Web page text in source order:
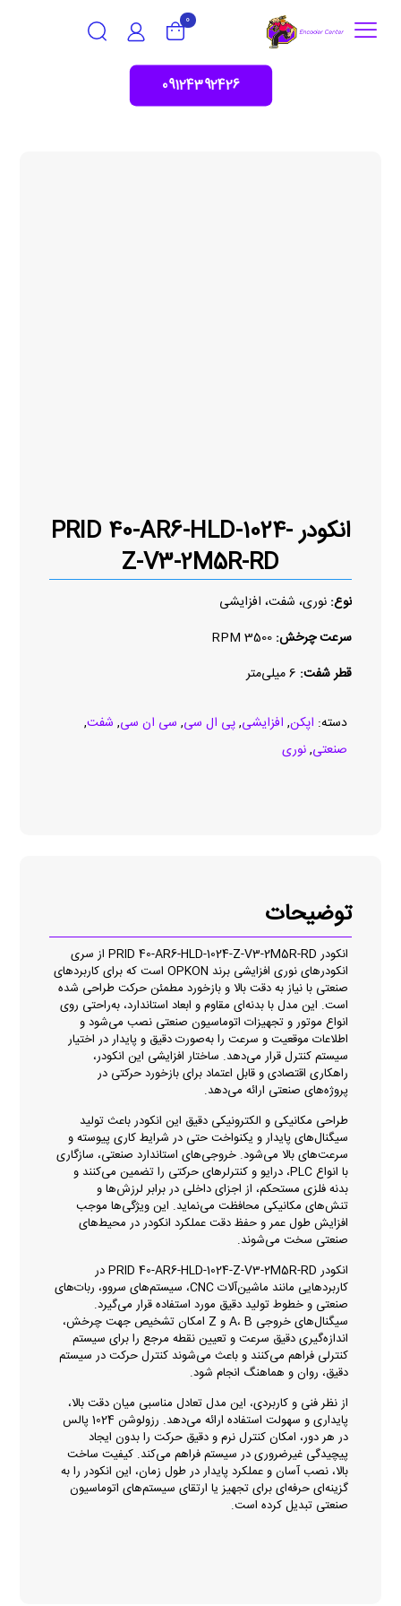
0
09124392426
انکودر PRID 40-AR6-HLD-1024-
Z-V3-2M5R-RD
نوع: نوری، شفت، افزایشی
سرعت چرخش: 3500 RPM
قطر شفت:
دسته: اپکن, افزایشی,پی ال سی, سی ان سی, شفت,
صنعتی,نوری
توضیحات
انکودر PRID 40-AR6-HLD-1024-Z-V3-2M5R-RD از سری
انکودرهای نوری افزایشی برند OPKON است که برای کاربردهای
صنعتی با نیاز به دقت بالا و بازخورد مطمئن حرکت طراحی شده
است. این مدل با بدنه‌ای مقاوم و ابعاد استاندارد، به‌راحتی روی
انواع موتور و تجهیزات اتوماسیون صنعتی نصب می‌شود و
اطلاعات موقعیت و سرعت را به‌صورت دقیق و پایدار در اختیار
سیستم کنترل قرار می‌دهد. ساختار افزایشی این انکودر،
راهکاری اقتصادی و قابل اعتماد برای بازخورد حرکتی در
پروژه‌های صنعتی ارائه می‌دهد.
طراحی مکانیکی و الکترونیکی دقیق این انکودر باعث تولید
سیگنال‌های پایدار و یکنواخت حتی در شرایط کاری پیوسته و
سرعت‌های بالا می‌شود. خروجی‌های استاندارد صنعتی، سازگاری
با انواع PLC، درایو و کنترلرهای حرکتی را تضمین می‌کنند و
بدنه فلزی مستحکم، از اجزای داخلی در برابر لرزش‌ها و
تنش‌های مکانیکی محافظت می‌نماید. این ویژگی‌ها موجب
افزایش طول عمر و حفظ دقت عملکرد انکودر در محیط‌های
صنعتی سخت می‌شوند.
انکودر PRID 40-AR6-HLD-1024-Z-V3-2M5R-RD در
کاربردهایی مانند ماشین‌آلات CNC، سیستم‌های سروو، ربات‌های
صنعتی و خطوط تولید دقیق مورد استفاده قرار می‌گیرد.
سیگنال‌های خروجی A، B و Z امکان تشخیص جهت چرخش،
اندازه‌گیری دقیق سرعت و تعیین نقطه مرجع را برای سیستم
کنترلی فراهم می‌کنند و باعث می‌شوند کنترل حرکت در سیستم
دقیق، روان و هماهنگ انجام شود.
از نظر فنی و کاربردی، این مدل تعادل مناسبی میان دقت بالا،
پایداری و سهولت استفاده ارائه می‌دهد. رزولوشن 1024 پالس
در هر دور، امکان کنترل نرم و دقیق حرکت را بدون ایجاد
پیچیدگی غیرضروری در سیستم فراهم می‌کند. کیفیت ساخت
بالا، نصب آسان و عملکرد پایدار در طول زمان، این انکودر را به
گزینه‌ای حرفه‌ای برای تجهیز یا ارتقای سیستم‌های اتوماسیون
صنعتی تبدیل کرده است.